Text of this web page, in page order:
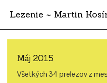
Lezenie ~ Martin
Najhodnotnejšie
Oblasti
Máj 2015
Všetkých 34 prelezov z